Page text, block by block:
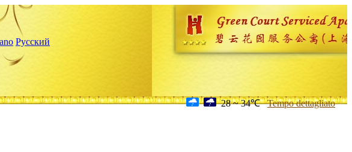
Русский
28 ~ 34℃ Tempo dettagliato